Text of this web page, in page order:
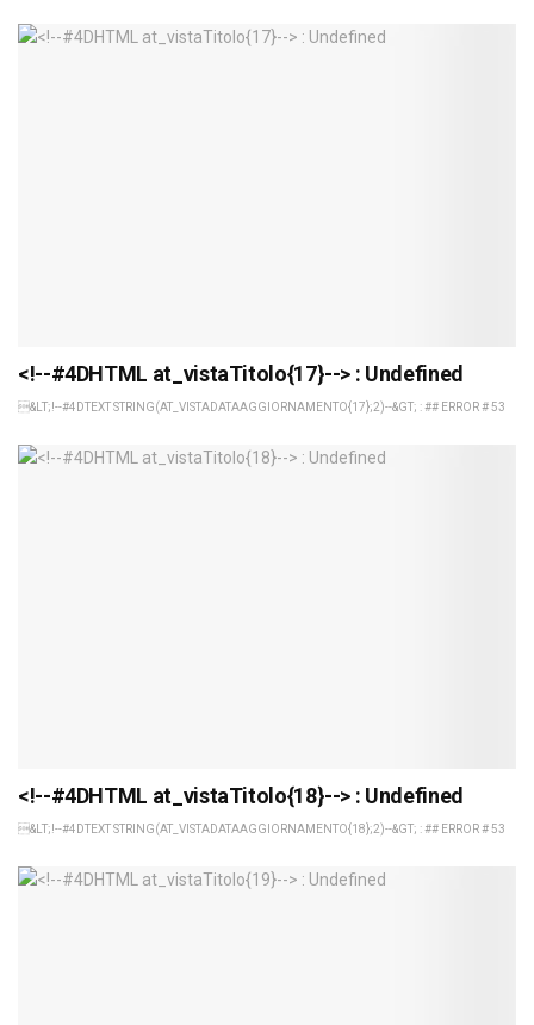
<!--#4DHTML at_vistaTitolo{17}--> : Undefined
&LT;!--#4DTEXT STRING(AT_VISTADATAAGGIORNAMENTO{17};2)--&GT; : ## ERROR # 53
<!--#4DHTML at_vistaTitolo{18}--> : Undefined
&LT;!--#4DTEXT STRING(AT_VISTADATAAGGIORNAMENTO{18};2)--&GT; : ## ERROR # 53